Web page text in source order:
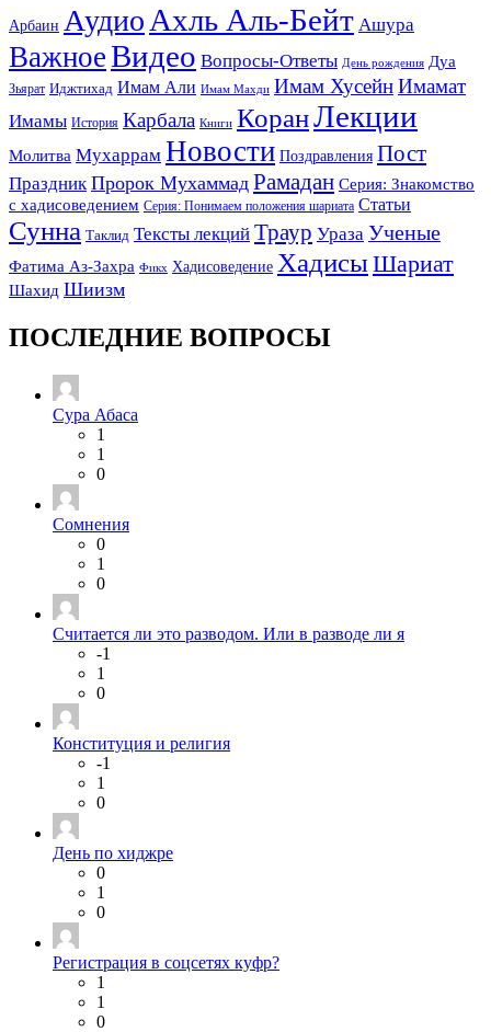
Арбаин Аудио Ахль Аль-Бейт Ашура
ВажноеВидео Вопросы-Ответы День рождения Дуа
Зьярат Иджтихад Имам Али Имам Махди Имам ХусейнИмамат
Имамы История Карбала Книги КоранЛекции
Молитва Мухаррам Новости Поздравления Пост
Праздник Пророк Мухаммад Рамадан Серия: Знакомство
с хадисоведением Серия: Понимаем положения шариата Статьи
Сунна Таклид Тексты лекций Траур Ураза Ученые
Фатима Аз-Захра Фикх Хадисоведение ХадисыШариат
Шахид Шиизм
ПОСЛЕДНИЕ ВОПРОСЫ
Сура Абаса
1
1
0
Сомнения
0
1
0
Считается ли это разводом. Или в разводе ли я
-1
1
0
Конституция и религия
-1
1
0
День по хиджре
0
1
0
Регистрация в соцсетях куфр?
1
1
0